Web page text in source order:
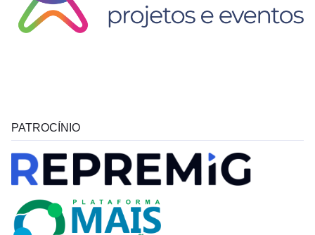
PATROCÍNIO